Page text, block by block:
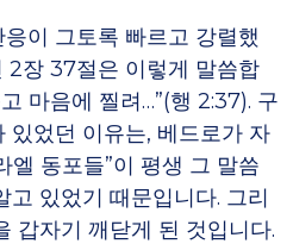
이 그토록 빠르고 강렬했
2장 37절은 이렇게 말씀합
마음에 찔려…”(행 2:37). 구
있었던 이유는, 베드로가 자
엘 동포들”이 평생 그 말씀
있었기 때문입니다. 그리
갑자기 깨닫게 된 것입니다.